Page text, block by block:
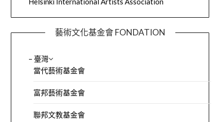
藝術文化基金會 FONDATION
– 臺灣
當代藝術基金會
富邦藝術基金會
聯邦文教基金會